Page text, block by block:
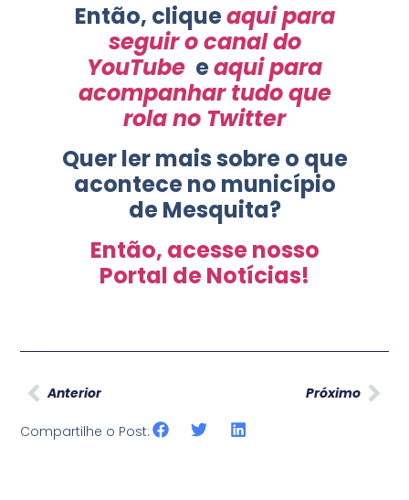
Então, cliqueaqui para
seguir o canal do
YouTube eaqui para
acompanhar tudo que
rola no Twitter
Quer ler mais sobre o que
acontece no município
de Mesquita?
Então, acesse nosso
Portal de Notícias!
Anterior Próximo
Compartilhe o Post: